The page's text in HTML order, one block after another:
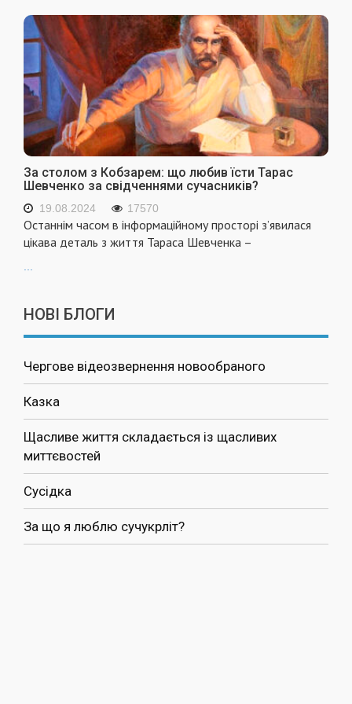
За столом з Кобзарем: що любив їсти Тарас
Шевченко за свідченнями сучасників?
19.08.2024 17570
Останнім часом в інформаційному просторі з’явилася
цікава деталь з життя Тараса Шевченка –
НОВІ БЛОГИ
Чергове відеозвернення новообраного
Казка
Щасливе життя складається із щасливих
миттєвостей
Сусідка
За що я люблю сучукрліт?